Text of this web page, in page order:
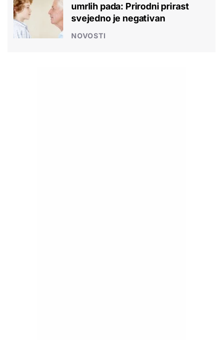
umrlih pada: Prirodni prirast
svejedno je negativan
NOVOSTI